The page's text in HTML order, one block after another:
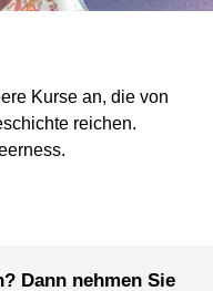
Kurse an, die von
reichen.